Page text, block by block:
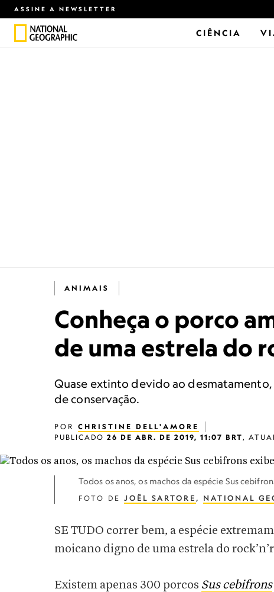
ASSINE A NEWSLETTER
CIÊNCIA
ANIMAIS
Conheça o porco
de uma estrela do
Quase extinto devido ao desmatamento,
de conservação.
POR CHRISTINE DELL'AMORE
PUBLICADO 26 DE ABR. DE 2019, 11:07 BRT,
Todos os anos, os machos da espécie Sus
FOTO DE JOËL SARTORE , NATIONAL
SE TUDO correr bem, a espécie
moicano digno de uma estrela do
Existem apenas 300 porcos Sus cebifrons